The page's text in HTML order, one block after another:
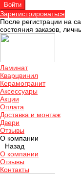
Зарегистрироваться
После регистрации на
состояния заказов,
Ламинат
Кварцвинил
Керамогранит
Аксессуары
Акции
Оплата
Доставка и монтаж
Двери
Отзывы
О компании
Назад
О компании
Отзывы
Контакты